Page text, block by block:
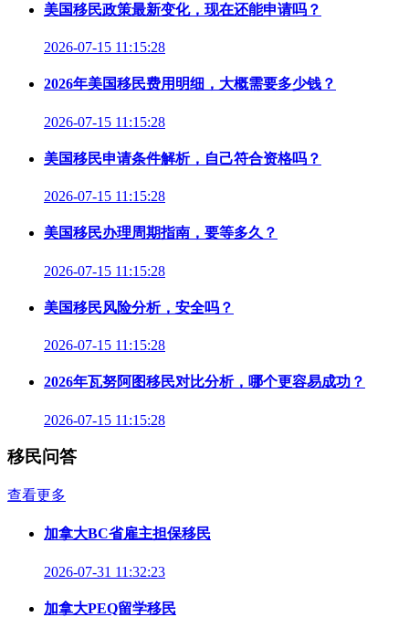
美国移民政策最新变化，现在还能申请吗？
2026-07-15 11:15:28
2026年美国移民费用明细，大概需要多少钱？
2026-07-15 11:15:28
美国移民申请条件解析，自己符合资格吗？
2026-07-15 11:15:28
美国移民办理周期指南，要等多久？
2026-07-15 11:15:28
美国移民风险分析，安全吗？
2026-07-15 11:15:28
2026年瓦努阿图移民对比分析，哪个更容易成功？
2026-07-15 11:15:28
移民问答
查看更多
加拿大BC省雇主担保移民
2026-07-31 11:32:23
加拿大PEQ留学移民